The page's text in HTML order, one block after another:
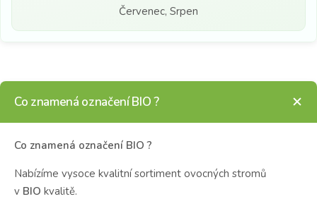
Červenec, Srpen
Co znamená označení BIO ?
Co znamená označení BIO ?
Nabízíme vysoce kvalitní sortiment ovocných stromů
v BIO kvalitě.